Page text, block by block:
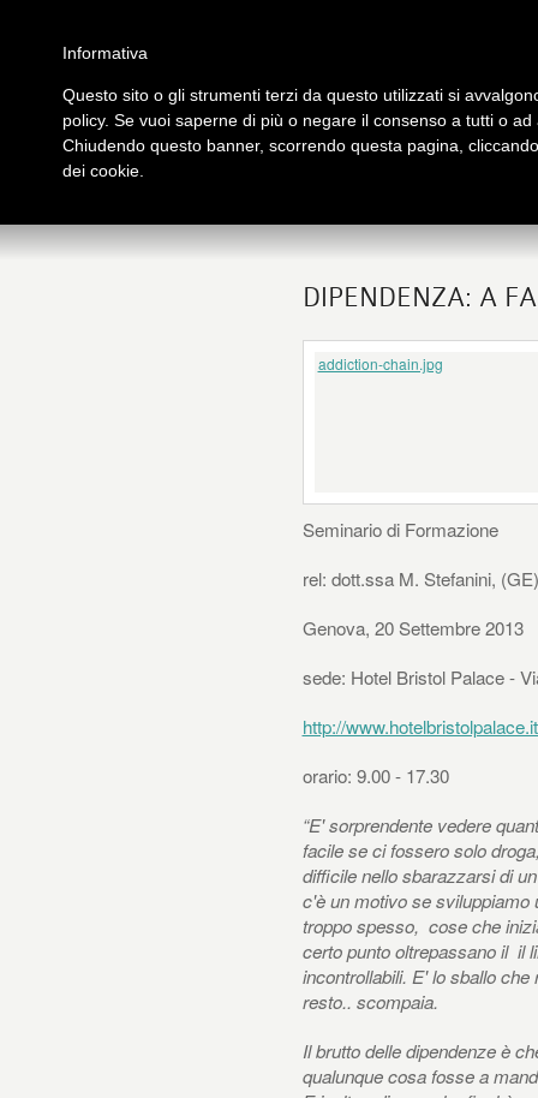
Home
Galleria immagini
PRESENTAZIONE
tutto su Logos
DIPENDENZA: A
addiction-chain.jpg
Seminario di Formazione
rel: dott.ssa M. Stefanini, (GE)
Genova, 20 Settembre 2013
sede: Hotel Bristol Palace -
http://
orario: 9.00 - 17.30
“E' sorprendente vedere
facile se ci fossero solo
difficile nello sbarazzarsi di
c'è un motivo se sviluppiamo
troppo spesso, cose che
certo punto oltrepassano il il
incontrollabili. E' lo sballo
resto.. scompaia.
Il brutto delle dipendenze è
qualunque cosa fosse a
Informativa
Questo sito o gli strumenti terzi da questo utilizzati si
policy. Se vuoi saperne di più o negare il consenso a tutti o
Chiudendo questo banner, scorrendo questa pagina,
dei cookie.